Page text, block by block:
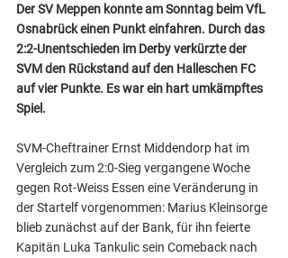
Der SV Meppen konnte am Sonntag beim VfL
Osnabrück einen Punkt einfahren. Durch das
2:2-Unentschieden im Derby verkürzte der
SVM den Rückstand auf den Halleschen FC
auf vier Punkte. Es war ein hart umkämpftes
Spiel.
SVM-Cheftrainer Ernst Middendorp hat im
Vergleich zum 2:0-Sieg vergangene Woche
gegen Rot-Weiss Essen eine Veränderung in
der Startelf vorgenommen: Marius Kleinsorge
blieb zunächst auf der Bank, für ihn feierte
Kapitän Luka Tankulic sein Comeback nach